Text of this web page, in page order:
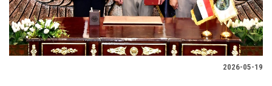
هيئة التدريس
الدراسات العليا
2026-05-19